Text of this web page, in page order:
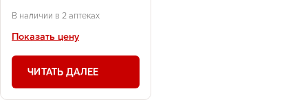
В наличии в 2 аптеках
Показать цену
ЧИТАТЬ ДАЛЕЕ